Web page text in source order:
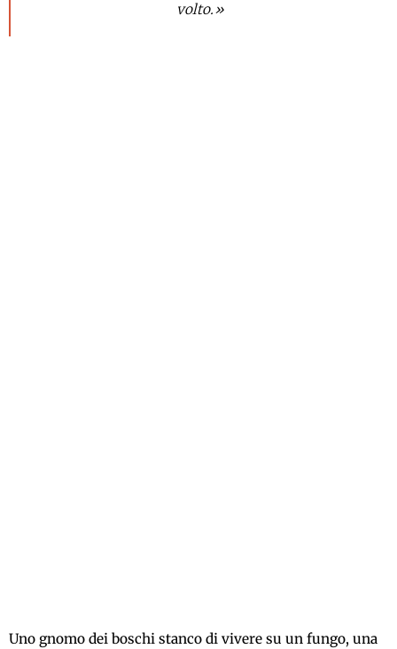
volto.»
Uno gnomo dei boschi stanco di vivere su un fungo, una